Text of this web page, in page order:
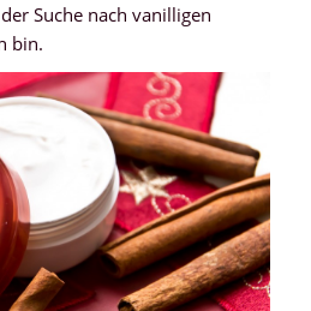
Suche nach vanilligen
bin.